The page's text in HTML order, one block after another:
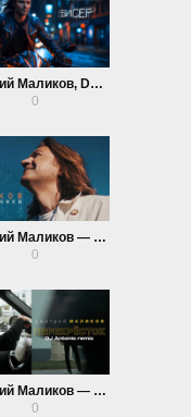
Дмитрий Маликов, DJ Antonio — Бисер
0
Дмитрий Маликов — Сокольники
0
Дмитрий Маликов — Перекрёсток
0